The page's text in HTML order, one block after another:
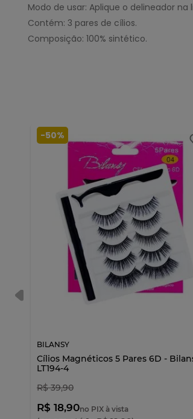
Modo de usar: Aplique o delineador
Contém: 3 pares de cílios.
Composição: 100% sintético.
-50%
BILANSY
Cílios Magnéticos 5 Pares 6D -
LT194-4
R$ 39,90
R$ 18,90no PIX à vista